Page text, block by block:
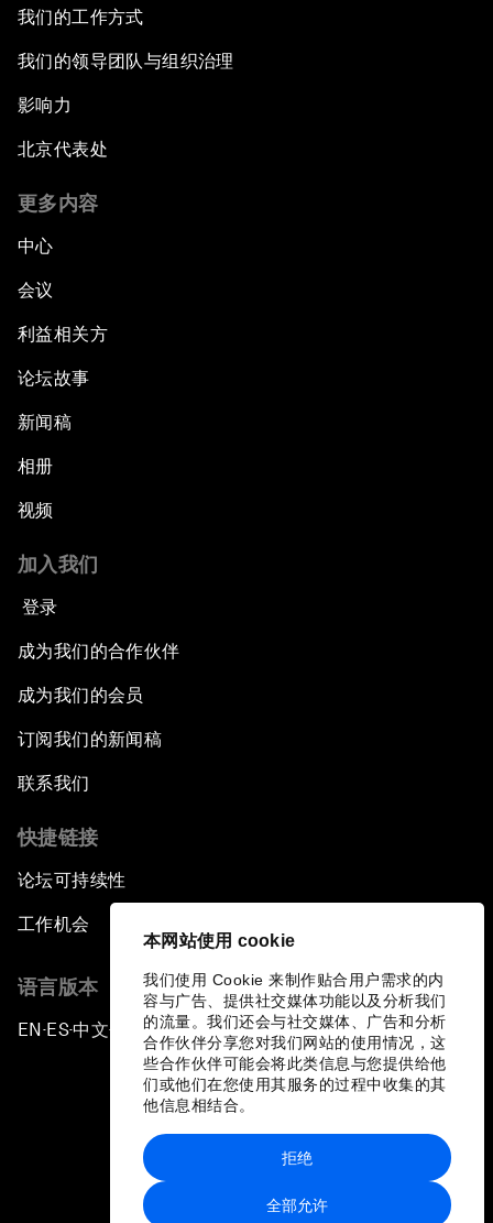
本网站使用 cookie
我们使用 Cookie 来制作贴合用户需求的内
容与广告、提供社交媒体功能以及分析我们
的流量。我们还会与社交媒体、广告和分析
合作伙伴分享您对我们网站的使用情况，这
些合作伙伴可能会将此类信息与您提供给他
们或他们在您使用其服务的过程中收集的其
他信息相结合。
全部允许
拒绝
我们的工作方式
我们的领导团队与组织治理
影响力
北京代表处
更多内容
中心
会议
利益相关方
论坛故事
新闻稿
相册
视频
加入我们
登录
成为我们的合作伙伴
成为我们的会员
订阅我们的新闻稿
联系我们
快捷链接
论坛可持续性
工作机会
语言版本
EN ▪ES▪中文▪ 日本語
站点地图